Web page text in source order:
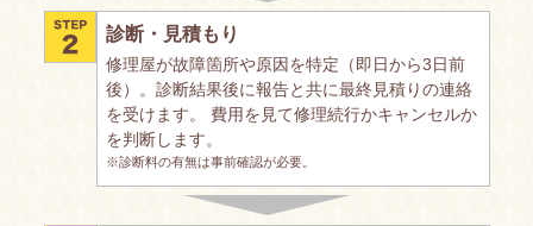
診断・見積もり
修理屋が故障箇所や原因を特定（即日から3日前
後）。診断結果後に報告と共に最終見積りの連絡
を受けます。 費用を見て修理続行かキャンセルか
を判断します。
※診断料の有無は事前確認が必要。